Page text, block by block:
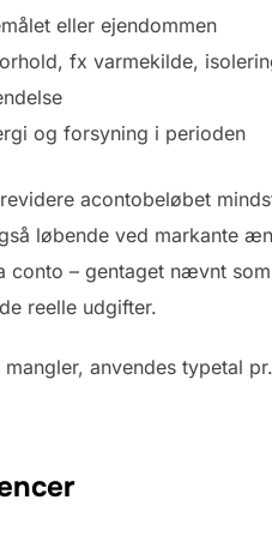
eller ejendommen
fx varmekilde,
og forsyning i perioden
acontobeløbet
løbende ved markante
conto – gentaget nævnt
reelle udgifter.
anvendes typetal